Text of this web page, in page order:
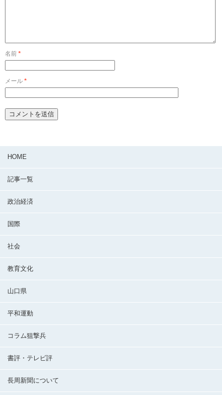
名前 *
メール *
HOME
記事一覧
政治経済
国際
社会
教育文化
山口県
平和運動
コラム狙撃兵
書評・テレビ評
長周新聞について